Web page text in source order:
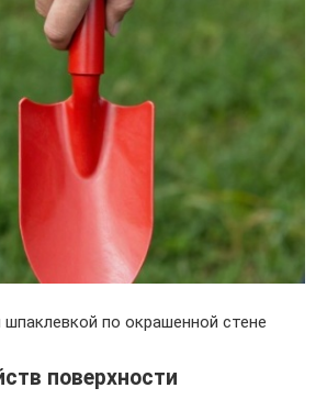
по окрашенной стене
поверхности